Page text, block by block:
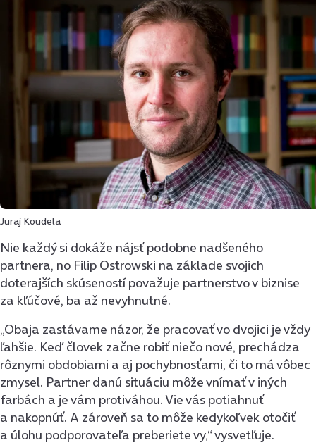
Juraj Koudela
Nie každý si dokáže nájsť podobne nadšeného
partnera, no Filip Ostrowski na základe svojich
doterajších skúseností považuje partnerstvo v biznise
za kľúčové, ba až nevyhnutné.
„Obaja zastávame názor, že pracovať vo dvojici je vždy
ľahšie. Keď človek začne robiť niečo nové, prechádza
rôznymi obdobiami a aj pochybnosťami, či to má vôbec
zmysel. Partner danú situáciu môže vnímať v iných
farbách a je vám protiváhou. Vie vás potiahnuť
a nakopnúť. A zároveň sa to môže kedykoľvek otočiť
a úlohu podporovateľa preberiete vy,“ vysvetľuje.